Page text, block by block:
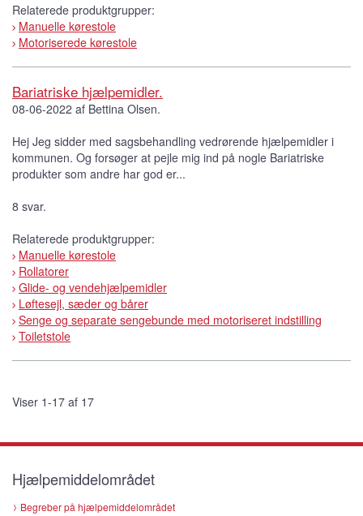
Relaterede produktgrupper:
Manuelle kørestole
Motoriserede kørestole
Bariatriske hjælpemidler.
08-06-2022 af Bettina Olsen.
Hej Jeg sidder med sagsbehandling vedrørende hjælpemidler i
kommunen. Og forsøger at pejle mig ind på nogle Bariatriske
produkter som andre har god er...
8 svar.
Relaterede produktgrupper:
Manuelle kørestole
Rollatorer
Glide- og vendehjælpemidler
Løftesejl, sæder og bårer
Senge og separate sengebunde med motoriseret indstilling
Toiletstole
Viser 1-17 af 17
Hjælpemiddelområdet
Begreber på hjælpemiddelområdet